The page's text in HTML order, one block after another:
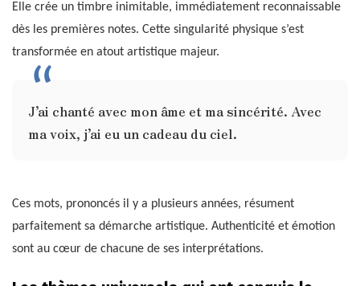
Elle crée un timbre inimitable, immédiatement reconnaissable
dès les premières notes. Cette singularité physique s’est
transformée en atout artistique majeur.
J’ai chanté avec mon âme et ma sincérité. Avec
ma voix, j’ai eu un cadeau du ciel.
Ces mots, prononcés il y a plusieurs années, résument
parfaitement sa démarche artistique. Authenticité et émotion
sont au cœur de chacune de ses interprétations.